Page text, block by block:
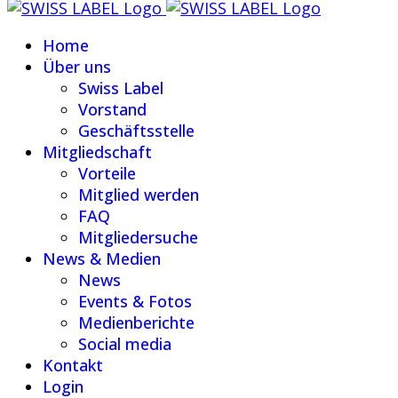
Home
Über uns
Swiss Label
Vorstand
Geschäftsstelle
Mitgliedschaft
Vorteile
Mitglied werden
FAQ
Mitgliedersuche
News & Medien
News
Events & Fotos
Medienberichte
Social media
Kontakt
Login